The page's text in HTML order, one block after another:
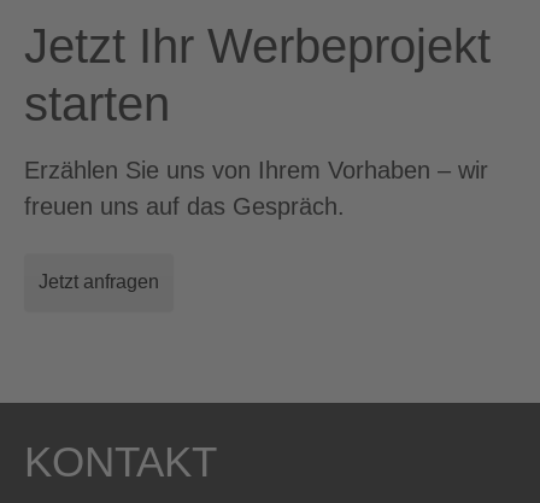
Jetzt Ihr Werbeprojekt
starten
Erzählen Sie uns von Ihrem Vorhaben – wir
freuen uns auf das Gespräch.
Jetzt anfragen
KONTAKT